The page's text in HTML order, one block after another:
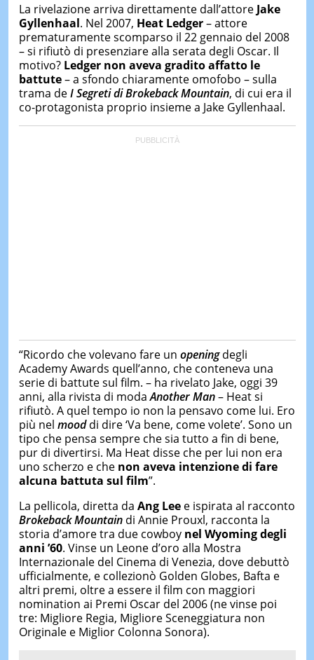
La rivelazione arriva direttamente dall’attore Jake
Gyllenhaal. Nel 2007, Heat Ledger– attore
prematuramente scomparso il 22 gennaio del 2008
– si rifiutò di presenziare alla serata degli Oscar. Il
motivo? Ledger non aveva gradito affatto le
battute– a sfondo chiaramente omofobo – sulla
trama deI Segreti di Brokeback Mountain, di cui era il
co-protagonista proprio insieme a Jake Gyllenhaal.
“Ricordo che volevano fare un openingdegli
Academy Awards quell’anno, che conteneva una
serie di battute sul film. – ha rivelato Jake, oggi 39
anni, alla rivista di modaAnother Man– Heat si
rifiutò. A quel tempo io non la pensavo come lui. Ero
più nel mooddi dire ‘Va bene, come volete’. Sono un
tipo che pensa sempre che sia tutto a fin di bene,
pur di divertirsi. Ma Heat disse che per lui non era
uno scherzo e che non aveva intenzione di fare
alcuna battuta sul film”.
La pellicola, diretta da Ang Leee ispirata al racconto
Brokeback Mountaindi Annie Prouxl, racconta la
storia d’amore tra due cowboy nel Wyoming degli
anni ’60. Vinse un Leone d’oro alla Mostra
Internazionale del Cinema di Venezia, dove debuttò
ufficialmente, e collezionò Golden Globes, Bafta e
altri premi, oltre a essere il film con maggiori
nomination ai Premi Oscar del 2006 (ne vinse poi
tre: Migliore Regia, Migliore Sceneggiatura non
Originale e Miglior Colonna Sonora).